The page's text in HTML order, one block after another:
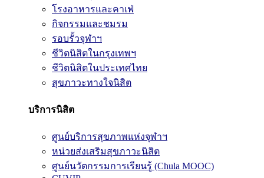
โรงอาหารและคาเฟ่
กิจกรรมและชมรม
รอบรั้วจุฬาฯ
ชีวิตนิสิตในกรุงเทพฯ
ชีวิตนิสิตในประเทศไทย
สุขภาวะทางใจนิสิต
บริการนิสิต
ศูนย์บริการสุขภาพแห่งจุฬาฯ
หน่วยส่งเสริมสุขภาวะนิสิต
ศูนย์นวัตกรรมการเรียนรู้ (Chula MOOC)